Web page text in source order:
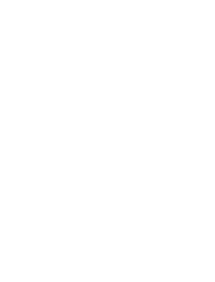
in
demo on-demand per